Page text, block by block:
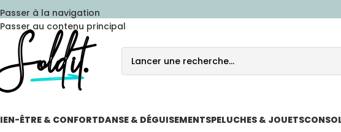
Passer à la navigation
Passer au contenu principal
ÊTRE & CONFORTDANSE & DÉGUISEMENTSPELUCHES & JOUETS